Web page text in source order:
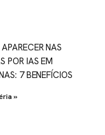
NAS
POR IAS EM
7 BENEFÍCIOS
»